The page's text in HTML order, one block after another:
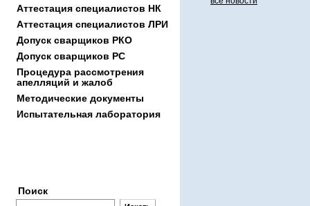
Аттестация специалистов НК
Аттестация специалиcтов ЛРИ
Допуск сварщиков РКО
Допуск сварщиков РС
Процедура рассмотрения
апелляций и жалоб
Методические документы
Испытательная лаборатория
Поиск